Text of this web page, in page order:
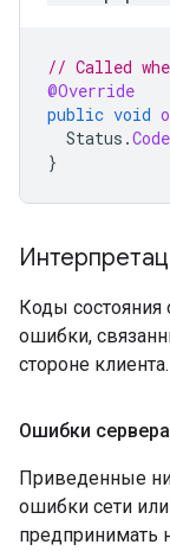
// Called
@Override
public void
Status .Code
}
Коды
ошибки,
стороне клиента.
Ошибки
Приведенные
ошибки сети
предпринимать